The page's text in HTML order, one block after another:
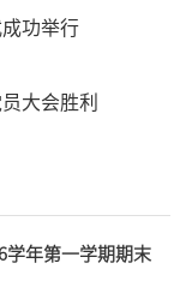
功举行
大会胜利
学年第一学期期末